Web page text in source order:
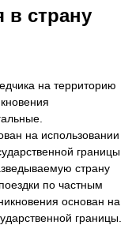
в страну
на территорию
на использовании
границы
страну
по частным
основан на
границы.